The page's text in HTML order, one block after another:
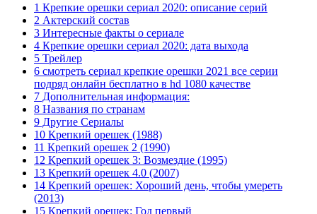
1 Крепкие орешки сериал 2020: описание серий
2 Актерский состав
3 Интересные факты о сериале
4 Крепкие орешки сериал 2020: дата выхода
5 Трейлер
6 смотреть сериал крепкие орешки 2021 все серии
подряд онлайн бесплатно в hd 1080 качестве
7 Дополнительная информация:
8 Названия по странам
9 Другие Сериалы
10 Крепкий орешек (1988)
11 Крепкий орешек 2 (1990)
12 Крепкий орешек 3: Возмездие (1995)
13 Крепкий орешек 4.0 (2007)
14 Крепкий орешек: Хороший день, чтобы умереть
(2013)
15 Крепкий орешек: Год первый